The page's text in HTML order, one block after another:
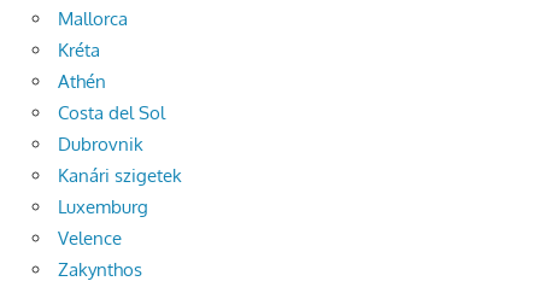
Mallorca
Kréta
Athén
Costa del Sol
Dubrovnik
Kanári szigetek
Luxemburg
Velence
Zakynthos